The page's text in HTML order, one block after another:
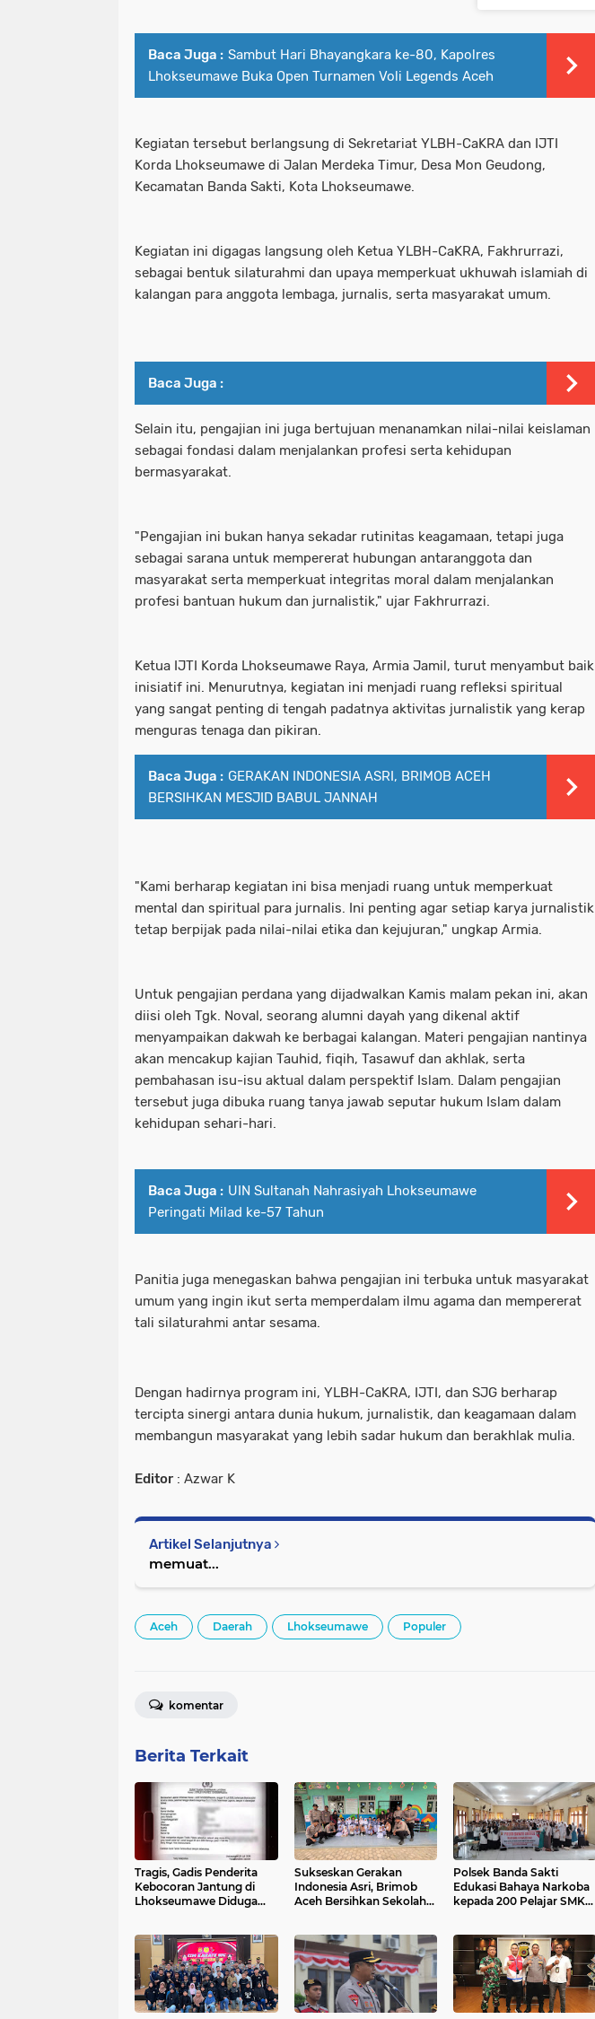
Baca Juga : Sambut Hari Bhayangkara ke-80, Kapolres
Lhokseumawe Buka Open Turnamen Voli Legends Aceh
Kegiatan tersebut berlangsung di Sekretariat YLBH-CaKRA dan IJTI
Korda Lhokseumawe di Jalan Merdeka Timur, Desa Mon Geudong,
Kecamatan Banda Sakti, Kota Lhokseumawe.
Kegiatan ini digagas langsung oleh Ketua YLBH-CaKRA, Fakhrurrazi,
sebagai bentuk silaturahmi dan upaya memperkuat ukhuwah islamiah di
kalangan para anggota lembaga, jurnalis, serta masyarakat umum.
Baca Juga :
Selain itu, pengajian ini juga bertujuan menanamkan nilai-nilai keislaman
sebagai fondasi dalam menjalankan profesi serta kehidupan
bermasyarakat.
"Pengajian ini bukan hanya sekadar rutinitas keagamaan, tetapi juga
sebagai sarana untuk mempererat hubungan antaranggota dan
masyarakat serta memperkuat integritas moral dalam menjalankan
profesi bantuan hukum dan jurnalistik," ujar Fakhrurrazi.
Ketua IJTI Korda Lhokseumawe Raya, Armia Jamil, turut menyambut baik
inisiatif ini. Menurutnya, kegiatan ini menjadi ruang refleksi spiritual
yang sangat penting di tengah padatnya aktivitas jurnalistik yang kerap
menguras tenaga dan pikiran.
Baca Juga : GERAKAN INDONESIA ASRI, BRIMOB ACEH
BERSIHKAN MESJID BABUL JANNAH
"Kami berharap kegiatan ini bisa menjadi ruang untuk memperkuat
mental dan spiritual para jurnalis. Ini penting agar setiap karya jurnalistik
tetap berpijak pada nilai-nilai etika dan kejujuran," ungkap Armia.
Untuk pengajian perdana yang dijadwalkan Kamis malam pekan ini, akan
diisi oleh Tgk. Noval, seorang alumni dayah yang dikenal aktif
menyampaikan dakwah ke berbagai kalangan. Materi pengajian nantinya
akan mencakup kajian Tauhid, fiqih, Tasawuf dan akhlak, serta
pembahasan isu-isu aktual dalam perspektif Islam. Dalam pengajian
tersebut juga dibuka ruang tanya jawab seputar hukum Islam dalam
kehidupan sehari-hari.
Baca Juga : UIN Sultanah Nahrasiyah Lhokseumawe
Peringati Milad ke-57 Tahun
Panitia juga menegaskan bahwa pengajian ini terbuka untuk masyarakat
umum yang ingin ikut serta memperdalam ilmu agama dan mempererat
tali silaturahmi antar sesama.
Dengan hadirnya program ini, YLBH-CaKRA, IJTI, dan SJG berharap
tercipta sinergi antara dunia hukum, jurnalistik, dan keagamaan dalam
membangun masyarakat yang lebih sadar hukum dan berakhlak mulia.
Editor : Azwar K
Artikel Selanjutnya
memuat...
Aceh Daerah Lhokseumawe Populer
komentar
Berita Terkait
Tragis, Gadis Penderita
Kebocoran Jantung di
Lhokseumawe Diduga
Sukseskan Gerakan
Indonesia Asri, Brimob
Aceh Bersihkan Sekolah
Polsek Banda Sakti
Edukasi Bahaya Narkoba
kepada 200 Pelajar SMK